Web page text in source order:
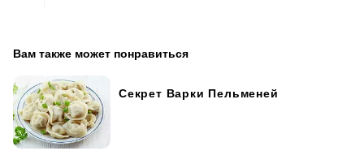
Вам также может понравиться
Секрет Варки Пельменей